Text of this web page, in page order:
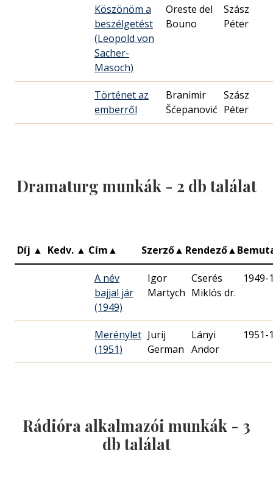
Köszönöm a
beszélgetést
(Leopold von
Sacher-
Masoch)
Oreste del
Bouno
Szász
Péter
Történet az
emberről
Branimir
Šćepanović
Szász
Péter
Dramaturg munkák - 2 db találat
Díj ▲ Kedv. ▲ Cím▲ Szerző▲ Rendező▲
A név
bajjal jár
(1949)
Igor
Martych
Cserés
Miklós dr.
1949-
Merénylet
(1951)
Jurij
German
Lányi
Andor
1951-
Rádióra alkalmazói munkák - 3
db találat